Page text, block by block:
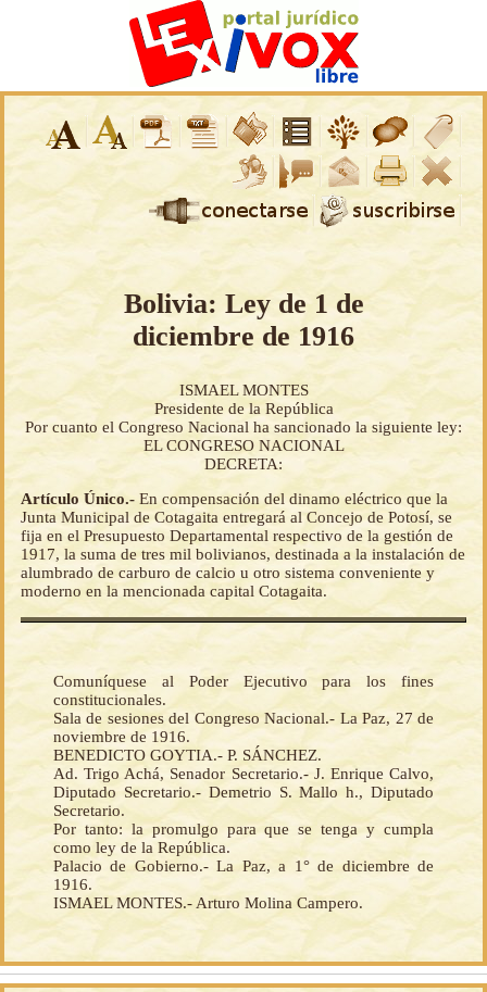
Bolivia: Ley de 1 de
diciembre de 1916
ISMAEL MONTES
Presidente de la República
Por cuanto el Congreso Nacional ha sancionado la siguiente ley:
EL CONGRESO NACIONAL
DECRETA:
Artículo Único.- En compensación del dinamo eléctrico que la
Junta Municipal de Cotagaita entregará al Concejo de Potosí, se
fija en el Presupuesto Departamental respectivo de la gestión de
1917, la suma de tres mil bolivianos, destinada a la instalación de
alumbrado de carburo de calcio u otro sistema conveniente y
moderno en la mencionada capital Cotagaita.
Comuníquese al Poder Ejecutivo para los fines
constitucionales.
Sala de sesiones del Congreso Nacional.- La Paz, 27 de
noviembre de 1916.
BENEDICTO GOYTIA.- P. SÁNCHEZ.
Ad. Trigo Achá, Senador Secretario.- J. Enrique Calvo,
Diputado Secretario.- Demetrio S. Mallo h., Diputado
Secretario.
Por tanto: la promulgo para que se tenga y cumpla
como ley de la República.
Palacio de Gobierno.- La Paz, a 1° de diciembre de
1916.
ISMAEL MONTES.- Arturo Molina Campero.